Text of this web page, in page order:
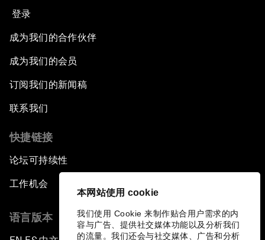
本网站使用 cookie
我们使用 Cookie 来制作贴合用户需求的内
容与广告、提供社交媒体功能以及分析我们
的流量。我们还会与社交媒体、广告和分析
登录
成为我们的合作伙伴
成为我们的会员
订阅我们的新闻稿
联系我们
快捷链接
论坛可持续性
工作机会
语言版本